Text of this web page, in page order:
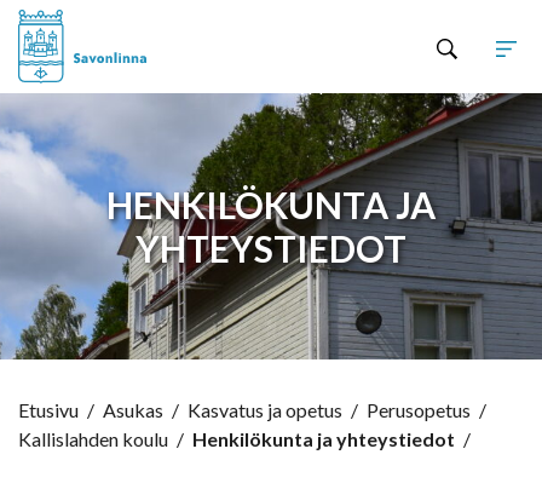
HENKILÖKUNTA JA
YHTEYSTIEDOT
Etusivu / Asukas / Kasvatus ja opetus / Perusopetus /
Kallislahden koulu / Henkilökunta ja yhteystiedot /